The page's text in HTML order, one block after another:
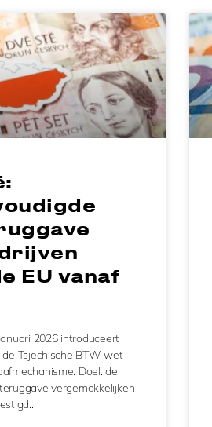
EU vanaf
2026 introduceert
Tsjechische BTW-wet
Doel: de
vergemakkelijken